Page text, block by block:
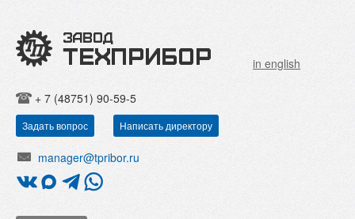
in english
+ 7 (48751) 90-59-5
Задать вопрос Написать директору
manager@tpribor.ru